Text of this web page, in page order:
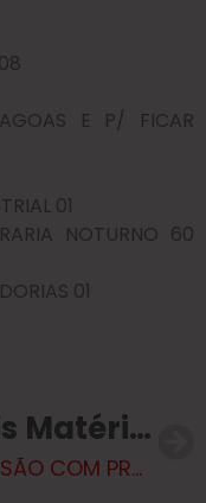
E P/ FICAR
01
NOTURNO 60
01
Mais Matérias
DIVERSÃO COM PROTEÇÃO – Prefeitura intensifica ações contra ISTs no Carnaval